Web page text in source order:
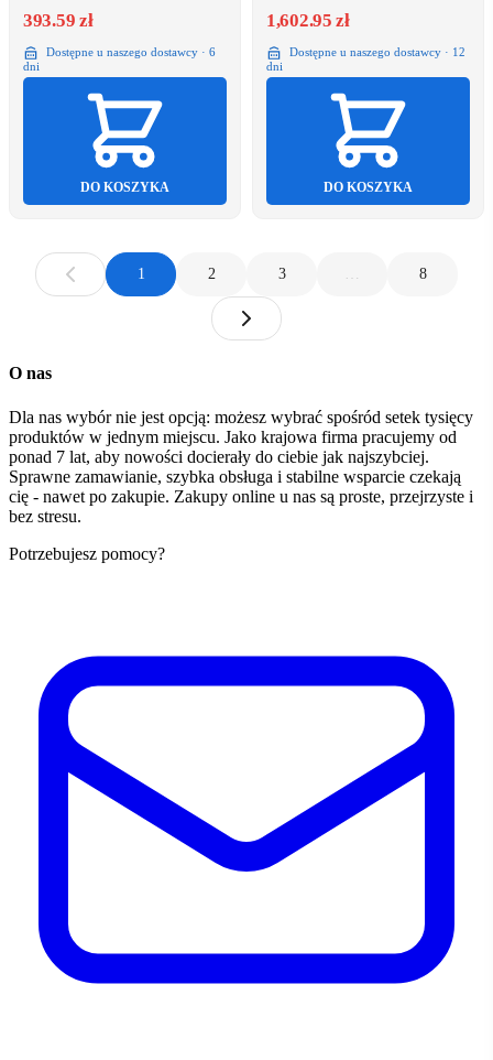
393.59 zł
Dostępne u naszego dostawcy · 6
dni
DO KOSZYKA
1,602.95 zł
Dostępne u naszego dostawcy · 12
dni
DO KOSZYKA
1 2 3 … 8
O nas
Dla nas wybór nie jest opcją: możesz wybrać spośród setek tysięcy
produktów w jednym miejscu. Jako krajowa firma pracujemy od
ponad 7 lat, aby nowości docierały do ciebie jak najszybciej.
Sprawne zamawianie, szybka obsługa i stabilne wsparcie czekają
cię - nawet po zakupie. Zakupy online u nas są proste, przejrzyste i
bez stresu.
Potrzebujesz pomocy?